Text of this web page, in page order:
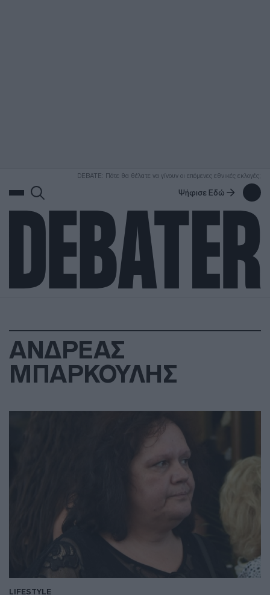
DEBATE: Πότε θα θέλατε να γίνουν οι επόμενες εθνικές εκλογές;
Ψήφισε Εδώ
ΑΝΔΡΕΑΣ
ΜΠΑΡΚΟΥΛΗΣ
LIFESTYLE